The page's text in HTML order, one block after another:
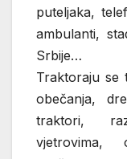
puteljaka,
ambulanti,
Srbije…
Traktoraju se
obečanja,
traktori,